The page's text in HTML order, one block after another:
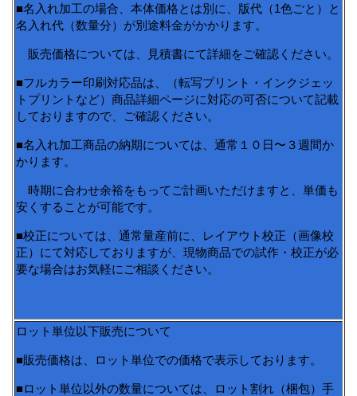
■名入れ加工の場合、本体価格とは別に、版代（1色ごと）と
名入れ代（数量分）が別途料金がかかります。
販売価格については、見積書にて詳細をご確認ください。
■フルカラー印刷対応品は、（転写プリント・インクジェッ
トプリントなど）商品詳細ページに対応の可否について記載
しておりますので、ご確認ください。
■名入れ加工商品の納期については、通常１０日〜３週間か
かります。
時期に合わせ余裕をもってご計画いただけますと、単価も
安くすることが可能です。
■校正については、通常量産前に、レイアウト校正（画像校
正）にて対応しておりますが、現物商品での試作・校正が必
要な場合はお気軽にご相談ください。
ロット単位以下販売について
■販売価格は、ロット単位での価格で表示しております。
■ロット単位以外の数量については、ロット割れ（梱包）手